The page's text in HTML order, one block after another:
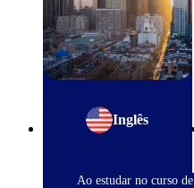
Inglês
Ao estudar no curso de